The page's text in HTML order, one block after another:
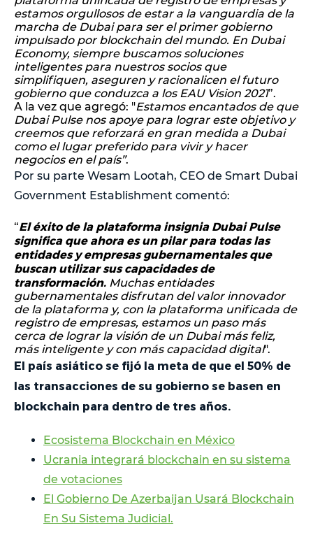
estamos orgullosos de estar a la vanguardia de la
marcha de Dubai para ser el primer gobierno
impulsado por blockchain del mundo. En Dubai
Economy, siempre buscamos soluciones
inteligentes para nuestros socios que
simplifiquen, aseguren y racionalicen el futuro
gobierno que conduzca a los EAU Vision 2021”.
A la vez que agregó: "Estamos encantados de que
Dubai Pulse nos apoye para lograr este objetivo y
creemos que reforzará en gran medida a Dubai
como el lugar preferido para vivir y hacer
negocios en el país”.
Por su parte Wesam Lootah, CEO de Smart Dubai
Government Establishment comentó:
“El éxito de la plataforma insignia Dubai Pulse
significa que ahora es un pilar para todas las
entidades y empresas gubernamentales que
buscan utilizar sus capacidades de
transformación. Muchas entidades
gubernamentales disfrutan del valor innovador
de la plataforma y, con la plataforma unificada de
registro de empresas, estamos un paso más
cerca de lograr la visión de un Dubai más feliz,
más inteligente y con más capacidad digital".
El país asiático se fijó la meta de que el 50% de
las transacciones de su gobierno se basen en
blockchain para dentro de tres años.
Ecosistema Blockchain en México
Ucrania integrará blockchain en su sistema
de votaciones
El Gobierno De Azerbaijan Usará Blockchain
En Su Sistema Judicial.